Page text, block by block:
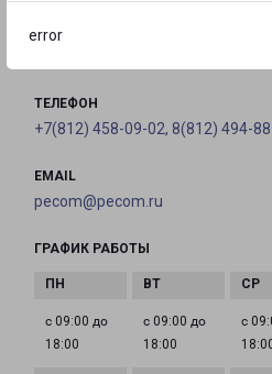
error
Энергетиков, д. 7
ТЕЛЕФОН
+7(812) 458-09-02, 8(812) 494-
EMAIL
pecom@pecom.ru
ГРАФИК РАБОТЫ
с 09:00 до
18:00
с 09:00 до
18:00
с